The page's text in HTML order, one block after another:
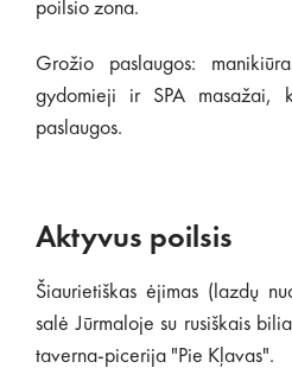
poilsio zona.
Grožio paslaugos:
gydomieji ir SPA masažai,
paslaugos.
Aktyvus poilsis
Šiaurietiškas ėjimas (lazdų
salė Jūrmaloje su rusiškais
taverna-picerija "Pie Kļavas".